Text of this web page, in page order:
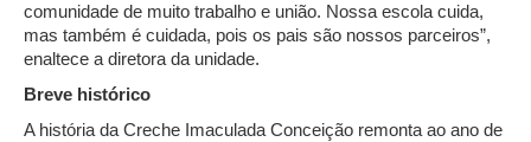
comunidade de muito trabalho e união. Nossa escola cuida,
mas também é cuidada, pois os pais são nossos parceiros”,
enaltece a diretora da unidade.
Breve histórico
A história da Creche Imaculada Conceição remonta ao ano de